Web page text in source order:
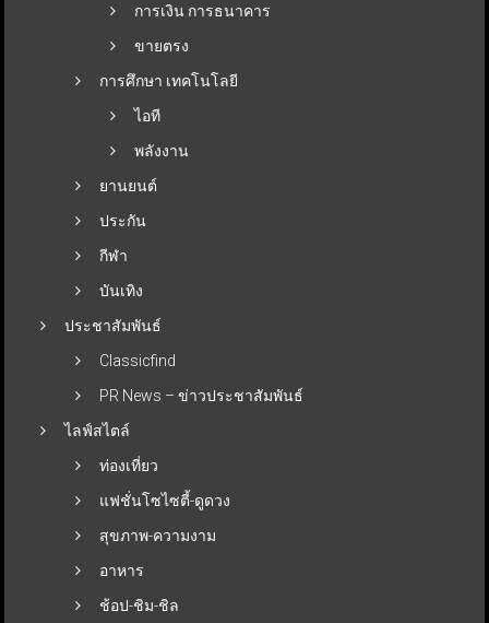
การเงิน การธนาคาร
ขายตรง
การศึกษา เทคโนโลยี
ไอที
พลังงาน
ยานยนต์
ประกัน
กีฬา
บันเทิง
ประชาสัมพันธ์
Classicfind
PR News – ข่าวประชาสัมพันธ์
ไลฟ์สไตล์
ท่องเที่ยว
แฟชั่นโซไซตี้-ดูดวง
สุขภาพ-ความงาม
อาหาร
ช้อป-ชิม-ชิล